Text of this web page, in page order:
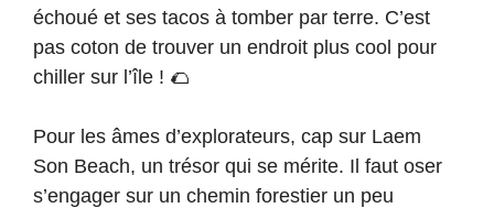
échoué et ses tacos à tomber par terre. C’est
pas coton de trouver un endroit plus cool pour
chiller sur l’île ! 🌮
Pour les âmes d’explorateurs, cap sur Laem
Son Beach, un trésor qui se mérite. Il faut oser
s’engager sur un chemin forestier un peu